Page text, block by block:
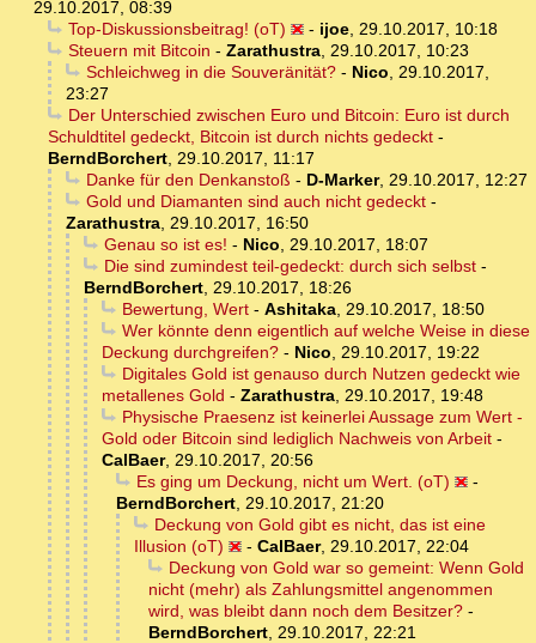
29.10.2017, 08:39
Top-Diskussionsbeitrag! (oT)
- ijoe, 29.10.2017, 10:18
Steuern mit Bitcoin - Zarathustra, 29.10.2017, 10:23
Schleichweg in die Souveränität?- Nico, 29.10.2017,
23:27
Der Unterschied zwischen Euro und Bitcoin: Euro ist durch
Schuldtitel gedeckt, Bitcoin ist durch nichts gedeckt -
BerndBorchert, 29.10.2017, 11:17
Danke für den Denkanstoß - D-Marker, 29.10.2017, 12:27
Gold und Diamanten sind auch nicht gedeckt-
Zarathustra, 29.10.2017, 16:50
Genau so ist es! - Nico, 29.10.2017, 18:07
Die sind zumindest teil-gedeckt: durch sich selbst-
BerndBorchert, 29.10.2017, 18:26
Bewertung, Wert- Ashitaka, 29.10.2017, 18:50
Wer könnte denn eigentlich auf welche Weise in diese
Deckung durchgreifen? - Nico, 29.10.2017, 19:22
Digitales Gold ist genauso durch Nutzen gedeckt wie
metallenes Gold - Zarathustra, 29.10.2017, 19:48
Physische Praesenz ist keinerlei Aussage zum Wert -
Gold oder Bitcoin sind lediglich Nachweis von Arbeit -
CalBaer, 29.10.2017, 20:56
Es ging um Deckung, nicht um Wert. (oT)
-
BerndBorchert, 29.10.2017, 21:20
Deckung von Gold gibt es nicht, das ist eine
Illusion (oT)
- CalBaer, 29.10.2017, 22:04
Deckung von Gold war so gemeint: Wenn Gold
nicht (mehr) als Zahlungsmittel angenommen
wird, was bleibt dann noch dem Besitzer? -
BerndBorchert, 29.10.2017, 22:21